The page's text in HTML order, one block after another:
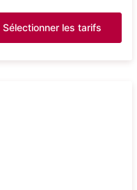
Sélectionner les tarifs